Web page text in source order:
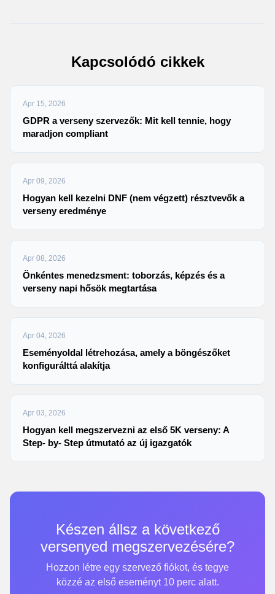
Kapcsolódó cikkek
Apr 15, 2026
GDPR a verseny szervezők: Mit kell tennie, hogy
maradjon compliant
Apr 09, 2026
Hogyan kell kezelni DNF (nem végzett) résztvevők a
verseny eredménye
Apr 08, 2026
Önkéntes menedzsment: toborzás, képzés és a
verseny napi hősök megtartása
Apr 04, 2026
Eseményoldal létrehozása, amely a böngészőket
konfigurálttá alakítja
Apr 03, 2026
Hogyan kell megszervezni az első 5K verseny: A
Step- by- Step útmutató az új igazgatók
Készen állsz a következő
versenyed megszervezésére?
Hozzon létre egy szervező fiókot, és tegye
közzé az első eseményt 10 perc alatt.